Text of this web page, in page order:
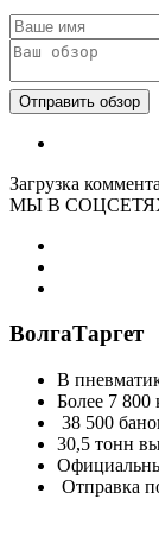
Загрузка
МЫ В
ВолгаТаргет
В
Более 7 800
38 500
30,5 тонн
Отправка